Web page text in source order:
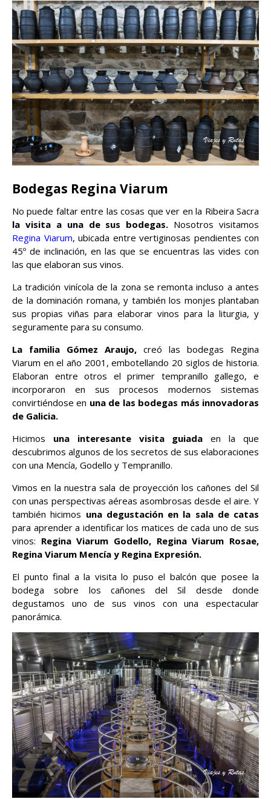
Bodegas Regina Viarum
No puede faltar entre las cosas que ver en la Ribeira Sacra
la visita a una de sus bodegas. Nosotros visitamos
Regina Viarum, ubicada entre vertiginosas pendientes con
45º de inclinación, en las que se encuentras las vides con
las que elaboran sus vinos.
La tradición vinícola de la zona se remonta incluso a antes
de la dominación romana, y también los monjes plantaban
sus propias viñas para elaborar vinos para la liturgia, y
seguramente para su consumo.
La familia Gómez Araujo, creó las bodegas Regina
Viarum en el año 2001, embotellando 20 siglos de historia.
Elaboran entre otros el primer tempranillo gallego, e
incorporaron en sus procesos modernos sistemas
convirtiéndose en una de las bodegas más innovadoras
de Galicia.
Hicimos una interesante visita guiada en la que
descubrimos algunos de los secretos de sus elaboraciones
con una Mencía, Godello y Tempranillo.
Vimos en la nuestra sala de proyección los cañones del Sil
con unas perspectivas aéreas asombrosas desde el aire. Y
también hicimos una degustación en la sala de catas
para aprender a identificar los matices de cada uno de sus
vinos: Regina Viarum Godello, Regina Viarum Rosae,
Regina Viarum Mencía y Regina Expresión.
El punto final a la visita lo puso el balcón que posee la
bodega sobre los cañones del Sil desde donde
degustamos uno de sus vinos con una espectacular
panorámica.